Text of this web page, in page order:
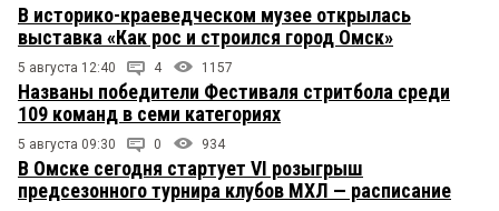
В историко-краеведческом музее открылась
выставка «Как рос и строился город Омск»
5 августа 12:40 4 1157
Названы победители Фестиваля стритбола среди
109 команд в семи категориях
5 августа 09:30 0 934
В Омске сегодня стартует VI розыгрыш
предсезонного турнира клубов МХЛ — расписание